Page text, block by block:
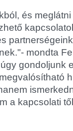
és
mondta
gondoljunk
a kapcsolati